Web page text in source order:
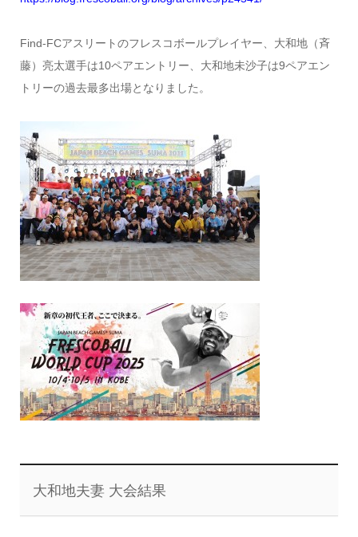
Find-FCアスリートのフレスコボールプレイヤー、大和地（斉
藤）亮太選手は10ペアエントリー、 大和地未沙子は9ペアエン
トリーの過去最多出場となりました。
大和地夫妻 大会結果